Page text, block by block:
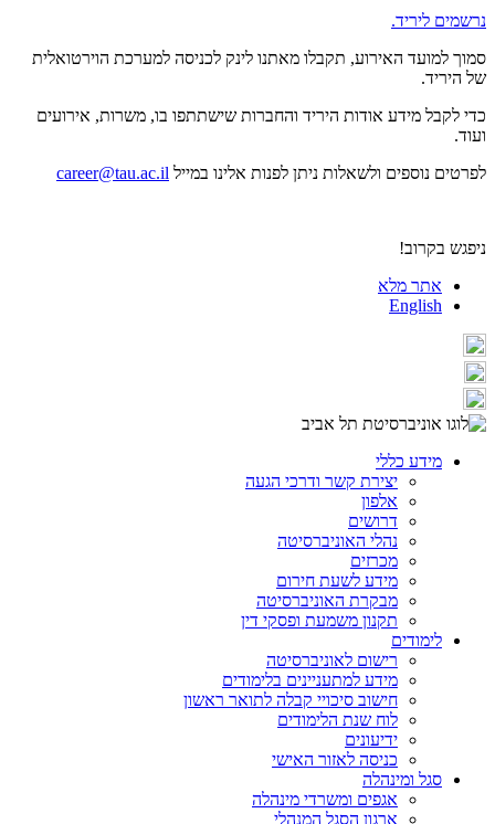
נרשמים ליריד.
סמוך למועד האירוע, תקבלו מאתנו לינק לכניסה למערכת הוירטואלית
של היריד.
כדי לקבל מידע אודות היריד והחברות שישתתפו בו, משרות, אירועים
ועוד.
לפרטים נוספים ולשאלות ניתן לפנות אלינו במייל career@tau.ac.il
ניפגש בקרוב!
אתר מלא
English
מידע כללי
יצירת קשר ודרכי הגעה
אלפון
דרושים
נהלי האוניברסיטה
מכרזים
מידע לשעת חירום
מבקרת האוניברסיטה
תקנון משמעת ופסקי דין
לימודים
רישום לאוניברסיטה
מידע למתעניינים בלימודים
חישוב סיכויי קבלה לתואר ראשון
לוח שנת הלימודים
ידיעונים
כניסה לאזור האישי
סגל ומינהלה
אגפים ומשרדי מינהלה
ארגון הסגל המנהלי